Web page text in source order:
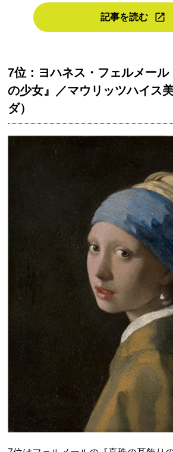
記事を読む
7位：ヨハネス・フェルメール
の少女』／マウリッツハイス
ダ）